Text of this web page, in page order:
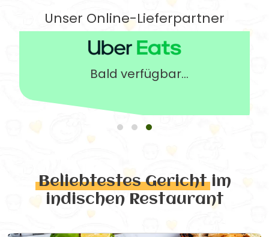
Unser Online-Lieferpartner
Bald verfügbar...
Beliebtestes Gerichtim
indischen Restaurant